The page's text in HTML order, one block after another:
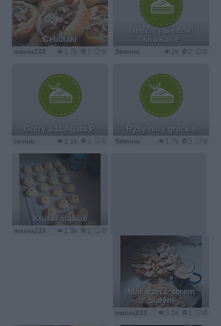
Cebulaki
1.7k 1 0
mania233
śledzie i śledziki
śliwkowe
2k 2 0
Smosia
Gofry à la Agata P.
2.1k 2 0
reniek
Ryby niby greckie
1.7k 2 0
Smosia
Kluski śląskie
2.9k 2 0
mania233
Makaron z serem
białym
3.1k 1 0
mania233